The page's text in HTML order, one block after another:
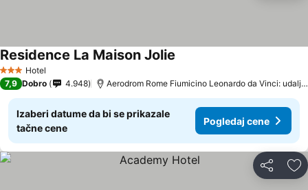
3 Zvezdice
Hotel
Residence La Maison Jolie
7,9 Dobro 4.948 Aerodrom Rome Fiumicino Leonardo da Vinci: udaljenost 4.8 km
Izaberi datume da bi se prikazale
tačne cene
Pogledaj cene
Deli